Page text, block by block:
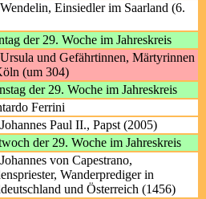
Einsiedler im Saarland (6.
der 29. Woche im Jahreskreis
und Gefährtinnen, Märtyrinnen
(um 304)
der 29. Woche im Jahreskreis
Ferrini
Paul II., Papst (2005)
der 29. Woche im Jahreskreis
von Capestrano,
Wanderprediger in
und Österreich (1456)